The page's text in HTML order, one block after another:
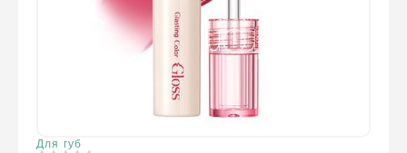
Для губ